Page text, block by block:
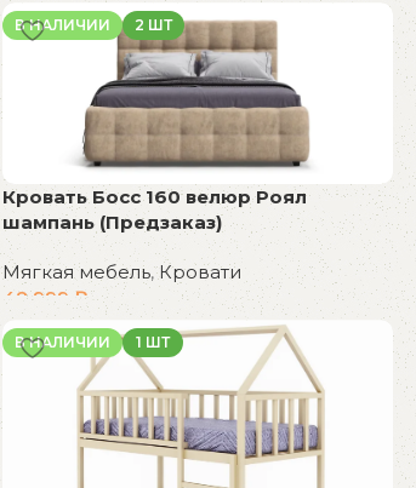
В НАЛИЧИИ 2 ШТ
Кровать Босс 160 велюр Роял
шампань (Предзаказ)
Мягкая мебель,Кровати
48 999 ₽
В корзину
В НАЛИЧИИ 1 ШТ